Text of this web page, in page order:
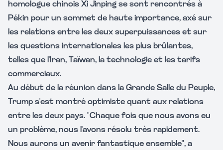
homologue chinois Xi Jinping se sont rencontrés à
Pékin pour un sommet de haute importance, axé sur
les relations entre les deux superpuissances et sur
les questions internationales les plus brûlantes,
telles que l'Iran, Taïwan, la technologie et les tarifs
commerciaux.
Au début de la réunion dans la Grande Salle du Peuple,
Trump s'est montré optimiste quant aux relations
entre les deux pays. "Chaque fois que nous avons eu
un problème, nous l'avons résolu très rapidement.
Nous aurons un avenir fantastique ensemble", a